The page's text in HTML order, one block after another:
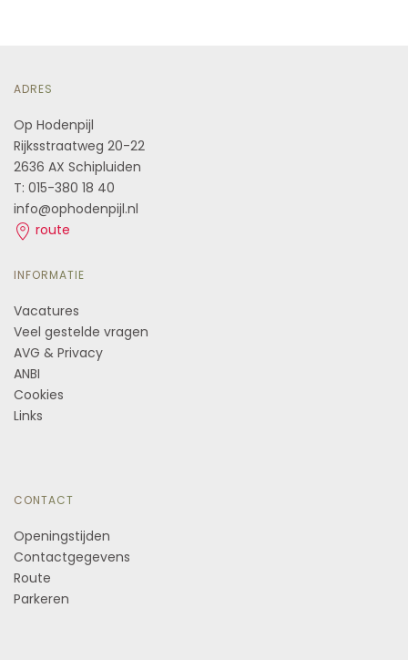
ADRES
Op Hodenpijl
Rijksstraatweg 20-22
2636 AX Schipluiden
T: 015-380 18 40
info@ophodenpijl.nl
route
INFORMATIE
Vacatures
Veel gestelde vragen
AVG & Privacy
ANBI
Cookies
Links
CONTACT
Openingstijden
Contactgegevens
Route
Parkeren